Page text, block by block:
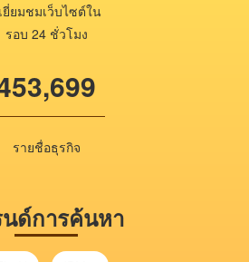
ยี่ยมชมเว็บไซต์ใน
รอบ 24 ชั่วโมง
รายชื่อธุรกิจ
นด์การค้นหา